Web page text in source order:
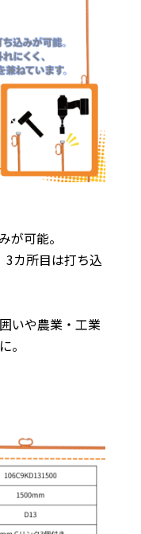
が可能。
3カ所目は打ち込
いや農業・工業
。